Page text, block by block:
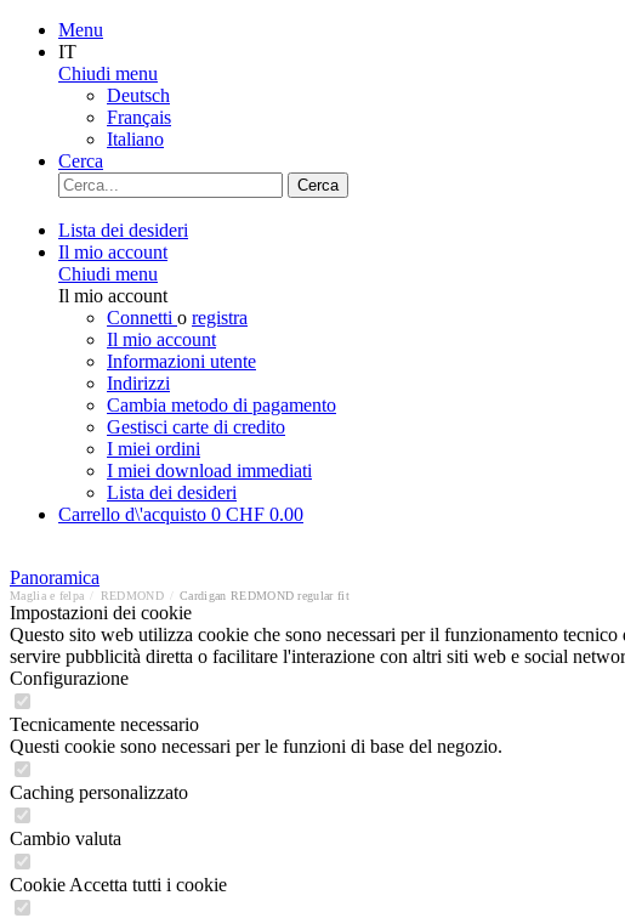
Menu
IT
Chiudi menu
Deutsch
Français
Italiano
Cerca
Cerca
Lista dei desideri
Il mio account
Chiudi menu
Il mio account
Connetti o registra
Il mio account
Informazioni utente
Indirizzi
Cambia metodo di pagamento
Gestisci carte di credito
I miei ordini
I miei download immediati
Lista dei desideri
Carrello d\'acquisto 0 CHF 0.00
Panoramica
Maglia e felpa REDMOND Cardigan REDMOND regular fit
Impostazioni dei cookie
Questo sito web utilizza cookie che sono necessari per il funzionamento
servire pubblicità diretta o facilitare l'interazione con altri siti web e social
Configurazione
Tecnicamente necessario
Questi cookie sono necessari per le funzioni di base del negozio.
Caching personalizzato
Cambio valuta
Cookie Accetta tutti i cookie